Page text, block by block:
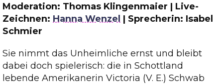
Moderation: Thomas Klingenmaier | Live-
Zeichnen: Hanna Wenzel | Sprecherin: Isabel
Schmier
Sie nimmt das Unheimliche ernst und bleibt
dabei doch spielerisch: die in Schottland
lebende Amerikanerin Victoria (V. E.) Schwab